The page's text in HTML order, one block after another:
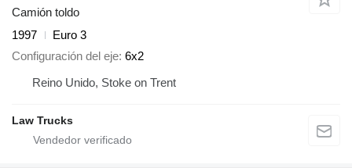
Camión toldo
1997
Euro 3
Configuración del eje 6x2
Reino Unido, Stoke on Trent
Law Trucks